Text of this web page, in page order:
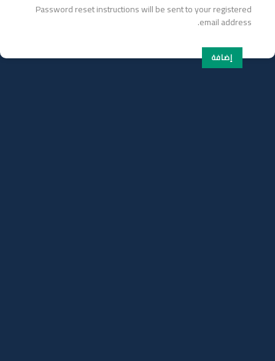
Password reset instructions will be sent to your registered
email address.